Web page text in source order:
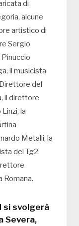
di
alcune
artistico di
Sergio
il musicista
del
il direttore
la
Metalli, la
del Tg2
Romana.
si svolgerà
Severa,